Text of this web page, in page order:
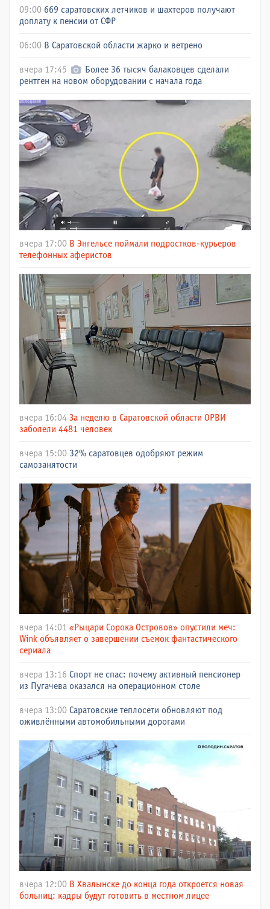
09:00 669 саратовских летчиков и шахтеров получают
доплату к пенсии от СФР
06:00 В Саратовской области жарко и ветрено
вчера 17:45
Более 36 тысяч балаковцев сделали
рентген на новом оборудовании с начала года
вчера 17:00 В Энгельсе поймали подростков-курьеров
телефонных аферистов
вчера 16:04 За неделю в Саратовской области ОРВИ
заболели 4481 человек
вчера 15:00 32% саратовцев одобряют режим
самозанятости
вчера 14:01 «Рыцари Сорока Островов» опустили меч:
Wink объявляет о завершении съемок фантастического
сериала
вчера 13:16 Спорт не спас: почему активный пенсионер
из Пугачева оказался на операционном столе
вчера 13:00 Саратовские теплосети обновляют под
оживлёнными автомобильными дорогами
вчера 12:00 В Хвалынске до конца года откроется новая
больниц: кадры будут готовить в местном лицее